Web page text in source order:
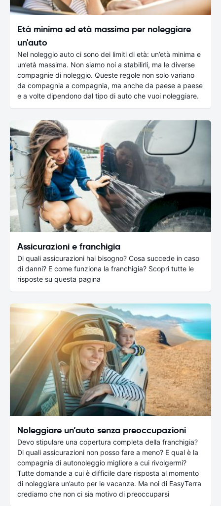
Età minima ed età massima per noleggiare
un'auto
Nel noleggio auto ci sono dei limiti di età: un’età minima e
un’età massima. Non siamo noi a stabilirli, ma le diverse
compagnie di noleggio. Queste regole non solo variano
da compagnia a compagnia, ma anche da paese a paese
e a volte dipendono dal tipo di auto che vuoi noleggiare.
Assicurazioni e franchigia
Di quali assicurazioni hai bisogno? Cosa succede in caso
di danni? E come funziona la franchigia? Scopri tutte le
risposte su questa pagina
Noleggiare un’auto senza preoccupazioni
Devo stipulare una copertura completa della franchigia?
Di quali assicurazioni non posso fare a meno? E qual è la
compagnia di autonoleggio migliore a cui rivolgermi?
Tutte domande a cui è difficile dare risposta al momento
di noleggiare un’auto per le vacanze. Ma noi di EasyTerra
crediamo che non ci sia motivo di preoccuparsi